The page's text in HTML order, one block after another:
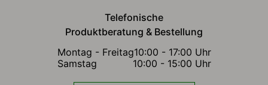
Telefonische
Produktberatung & Bestellung
Montag - Freitag10:00 - 17:00 Uhr
Samstag
10:00 - 15:00 Uhr